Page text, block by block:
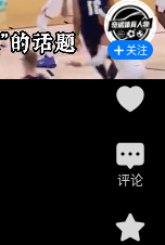
关注
评论